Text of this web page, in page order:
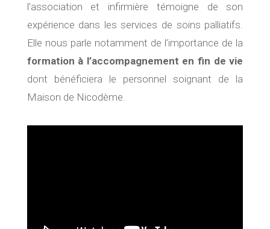
l’association et infirmière témoigne de son
expérience dans les services de soins palliatifs.
Elle nous parle notamment de l’importance de la
formation à l’accompagnement en fin de vie
dont bénéficiera le personnel soignant de la
Maison de Nicodème.